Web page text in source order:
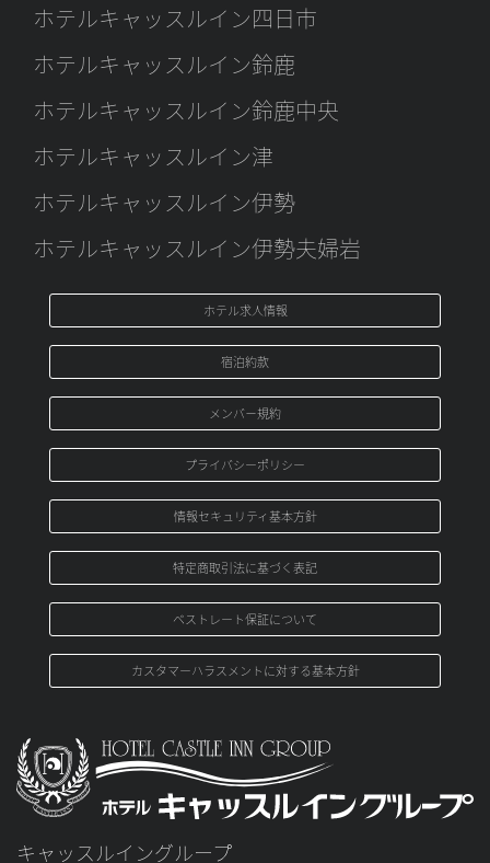
ホテルキャッスルイン四日市
ホテルキャッスルイン鈴鹿
ホテルキャッスルイン鈴鹿中央
ホテルキャッスルイン津
ホテルキャッスルイン伊勢
ホテルキャッスルイン伊勢夫婦岩
ホテル求人情報
宿泊約款
メンバ－規約
プライバシーポリシー
情報セキュリティ基本方針
特定商取引法に基づく表記
ベストレート保証について
カスタマーハラスメントに対する基本方針
キャッスルイングループ